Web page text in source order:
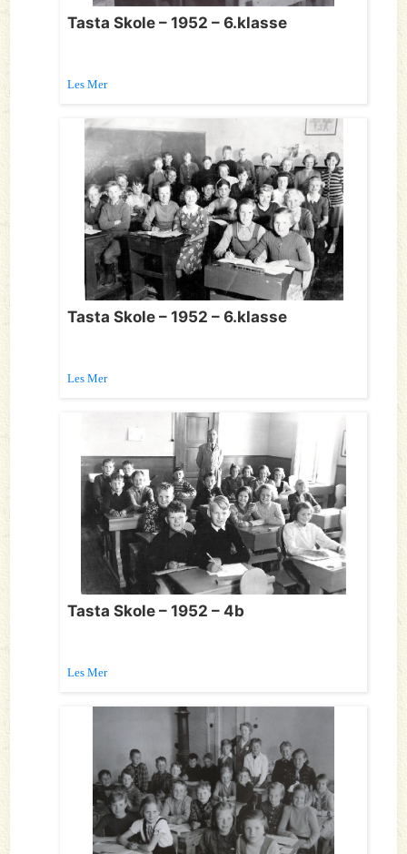
Tasta Skole – 1952 – 6.klasse
Les Mer
Tasta Skole – 1952 – 6.klasse
Les Mer
Tasta Skole – 1952 – 4b
Les Mer